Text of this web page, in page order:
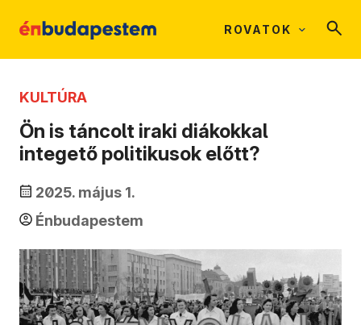
ROVATOK
KULTÚRA
Ön is táncolt iraki diákokkal
integető politikusok előtt?
2025. május 1.
Énbudapestem